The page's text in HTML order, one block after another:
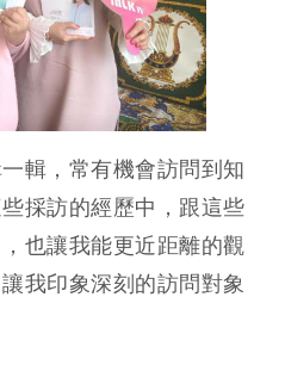
輯，常有機會訪問到知
採訪的經歷中，跟這些
也讓我能更近距離的觀
我印象深刻的訪問對象